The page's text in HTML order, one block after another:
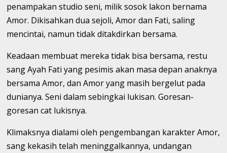
penampakan studio seni, milik sosok lakon bernama
Amor. Dikisahkan dua sejoli, Amor dan Fati, saling
mencintai, namun tidak ditakdirkan bersama.
Keadaan membuat mereka tidak bisa bersama, restu
sang Ayah Fati yang pesimis akan masa depan anaknya
bersama Amor, dan Amor yang masih bergelut pada
dunianya. Seni dalam sebingkai lukisan. Goresan-
goresan cat lukisnya.
Klimaksnya dialami oleh pengembangan karakter Amor,
sang kekasih telah meninggalkannya, undangan